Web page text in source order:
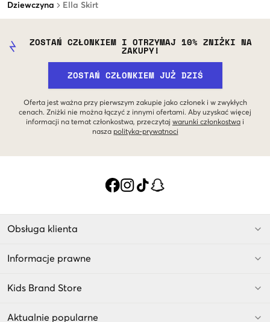
Dziewczyna Ella Skirt
ZOSTAŃ CZŁONKIEM I OTRZYMAJ 10% ZNIŻKI NA
ZAKUPY!
ZOSTAŃ CZŁONKIEM JUŻ DZIŚ
Oferta jest ważna przy pierwszym zakupie jako członek i w zwykłych
cenach. Zniżki nie można łączyć z innymi ofertami. Aby uzyskać więcej
informacji na temat członkostwa, przeczytaj warunki członkostwa i
nasza polityka-prywatnoci
Obsługa klienta
Informacje prawne
Kids Brand Store
Aktualnie popularne